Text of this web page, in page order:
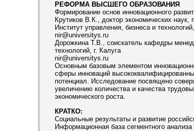
РЕФОРМА ВЫСШЕГО ОБРАЗОВАНИЯ
Формирование основ инновационного
Крутиков В.К., доктор экономических
Институт управления, бизнеса и
nir@universitys.ru
Дорожкина Т.В., соискатель кафедры
технологий, г. Калуга
nir@universitys.ru
Основным базовым элементом
сферы инноваций
потенциал. Исследование посвящено
увеличению количества и качества
экономического роста.
КРАТКО:
Социальные результаты и развитие
Информационная база сегментного анализа